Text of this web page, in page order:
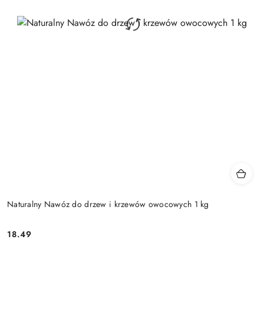
Naturalny Nawóz do drzew i krzewów owocowych 1 kg
Cena:
18.49